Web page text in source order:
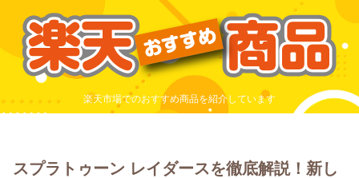
楽天市場でのおすすめ商品を紹介しています
スプラトゥーン レイダースを徹底解説！新し